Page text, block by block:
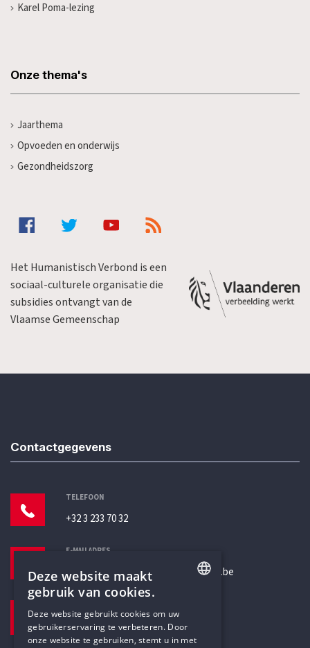
Karel Poma-lezing
Onze thema's
Jaarthema
Opvoeden en onderwijs
Gezondheidszorg
Het Humanistisch Verbond is een
sociaal-culturele organisatie die
subsidies ontvangt van de
Vlaamse Gemeenschap
Contactgegevens
TELEFOON
+32 3 233 70 32
E-MAILADRES
secretariaat@humanistischverbond.be
Pottenbrug 4
Antwerpen, 2000
DUTCH
Deze website maakt
gebruik van cookies.
Deze website gebruikt cookies om uw
gebruikerservaring te verbeteren. Door
onze website te gebruiken, stemt u in met